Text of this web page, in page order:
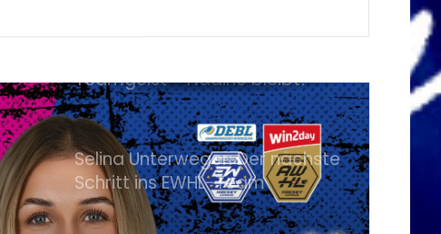
Teamgeist – Nadine bleibt!
Selina Unterweger: Der nächste
Schritt ins EWHL-Team